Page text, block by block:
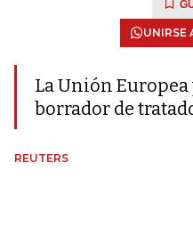
UNIRSE
La Unión
borrador de
REUTERS